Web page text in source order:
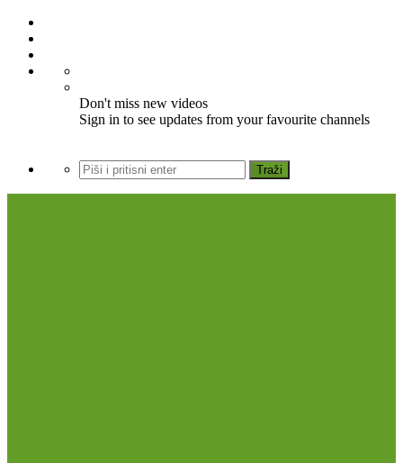
Don't miss new videos
Sign in to see updates from your favourite channels